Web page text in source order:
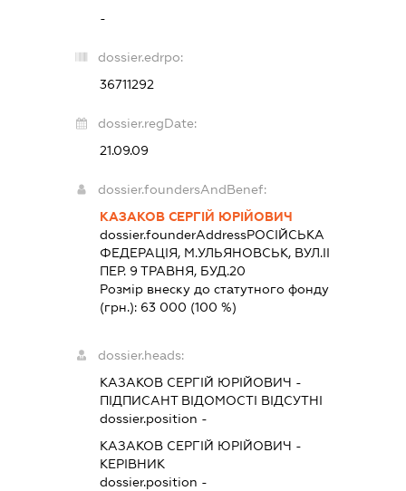
-
dossier.edrpo:
36711292
dossier.regDate:
21.09.09
dossier.foundersAndBenef:
КАЗАКОВ СЕРГІЙ ЮРІЙОВИЧ
dossier.founderAddressРОСІЙСЬКА
ФЕДЕРАЦІЯ, М.УЛЬЯНОВСЬК, ВУЛ.ІІ
ПЕР. 9 ТРАВНЯ, БУД.20
Розмір внеску до статутного фонду
(грн.): 63 000 (100 %)
dossier.heads:
КАЗАКОВ СЕРГІЙ ЮРІЙОВИЧ -
ПІДПИСАНТВІДОМОСТІ ВІДСУТНІ
dossier.position -
КАЗАКОВ СЕРГІЙ ЮРІЙОВИЧ -
КЕРІВНИК
dossier.position -